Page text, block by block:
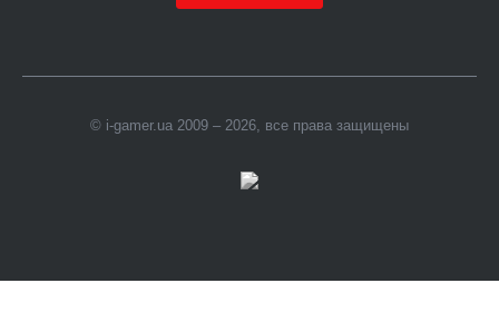
© i-gamer.ua 2009 – 2026, все права защищены